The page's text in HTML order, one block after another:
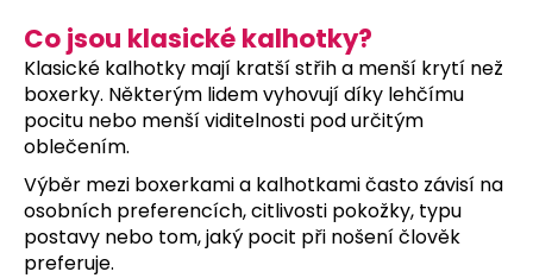
Co jsou klasické kalhotky?
Klasické kalhotky mají kratší střih a menší krytí než
boxerky. Některým lidem vyhovují díky lehčímu
pocitu nebo menší viditelnosti pod určitým
oblečením.
Výběr mezi boxerkami a kalhotkami často závisí na
osobních preferencích, citlivosti pokožky, typu
postavy nebo tom, jaký pocit při nošení člověk
preferuje.
í
t
?
HLEDAT